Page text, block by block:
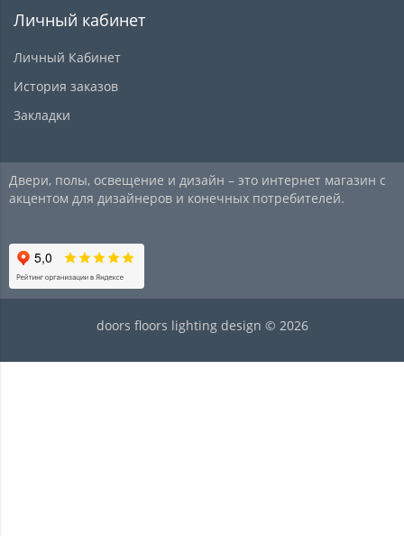
Личный кабинет
Личный Кабинет
История заказов
Закладки
Двери, полы, освещение и дизайн – это интернет магазин с
акцентом для дизайнеров и конечных потребителей.
doors floors lighting design © 2026